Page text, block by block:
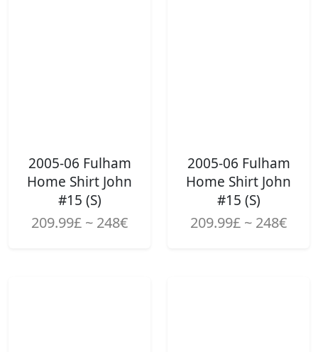
2005-06 Fulham
Home Shirt John
#15 (S)
209.99£ ~ 248€
2005-06 Fulham
Home Shirt John
#15 (S)
209.99£ ~ 248€